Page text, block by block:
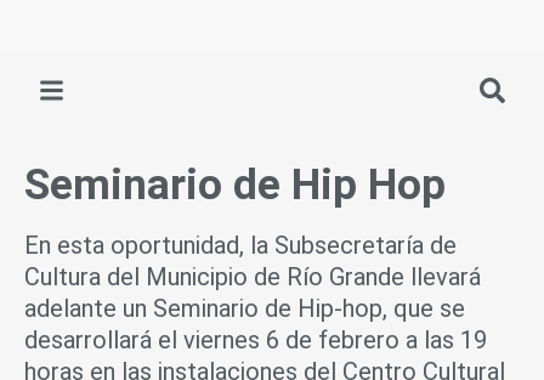
Seminario de Hip Hop
En esta oportunidad, la Subsecretaría de
Cultura del Municipio de Río Grande llevará
adelante un Seminario de Hip-hop, que se
desarrollará el viernes 6 de febrero a las 19
horas en las instalaciones del Centro Cultural